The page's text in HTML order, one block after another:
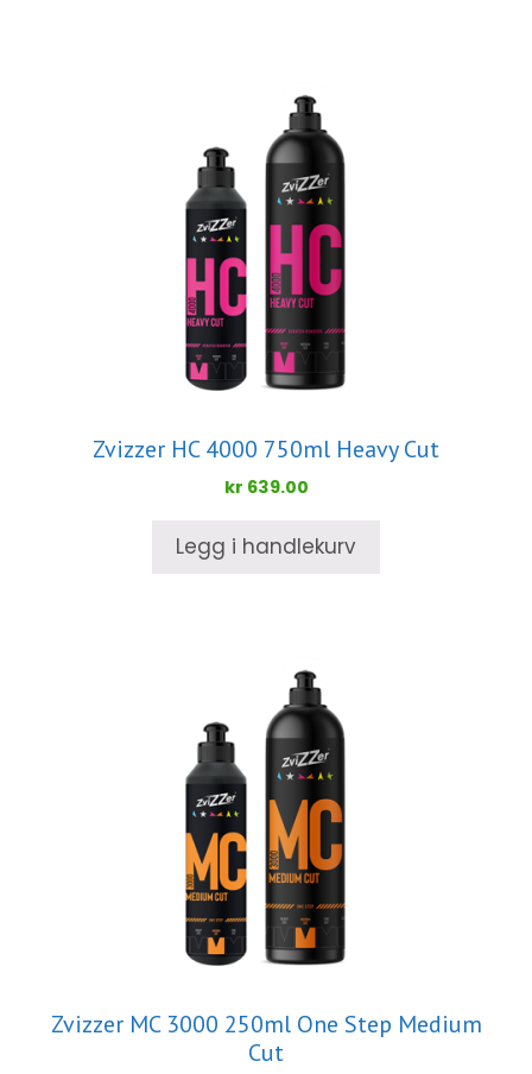
Zvizzer HC 4000 750ml Heavy Cut
kr 639.00
Legg i handlekurv
Zvizzer MC 3000 250ml One Step Medium
Cut